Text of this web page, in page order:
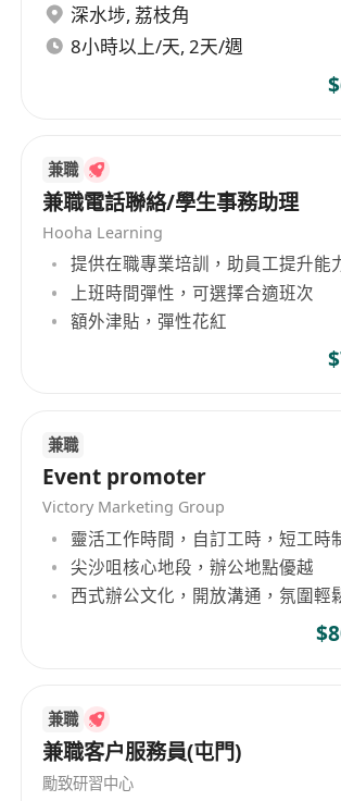
向上級反映異常狀況
能以流利粵語進行口語溝通，具
能力；能閱讀及書寫常用中文，
與內部通知內容
具備基本數理能力與責任感，能
銀系統，並遵守現金管理及票據保
身心健康，可適應站立作業、輕
超過15公斤）及開放式零售環境
班次可商議）
福利
時薪範圍為港幣50至60元，按實
算，每月準時發放薪金
提供在職培訓，涵蓋產品知識、
深水埗, 荔枝角
8小時以上/天, 2天/週
兼職
兼職電話聯絡/學生事務助理
Hooha Learning
提供在職專業培訓，助員工提升能
上班時間彈性，可選擇合適班次
額外津貼，彈性花紅
兼職
Event promoter
Victory Marketing Group
靈活工作時間，自訂工時，短工時
尖沙咀核心地段，辦公地點優越
西式辦公文化，開放溝通，氛圍輕
兼職
兼職客户服務員(屯門)
勵致研習中心